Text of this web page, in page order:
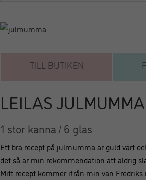
TILL BUTIKEN
LEILAS JULMUMMA
1 stor kanna / 6 glas
Ett bra recept på julmumma är guld värt
det så är min rekommendation att aldrig
Mitt recept kommer ifrån min vän Fredriks